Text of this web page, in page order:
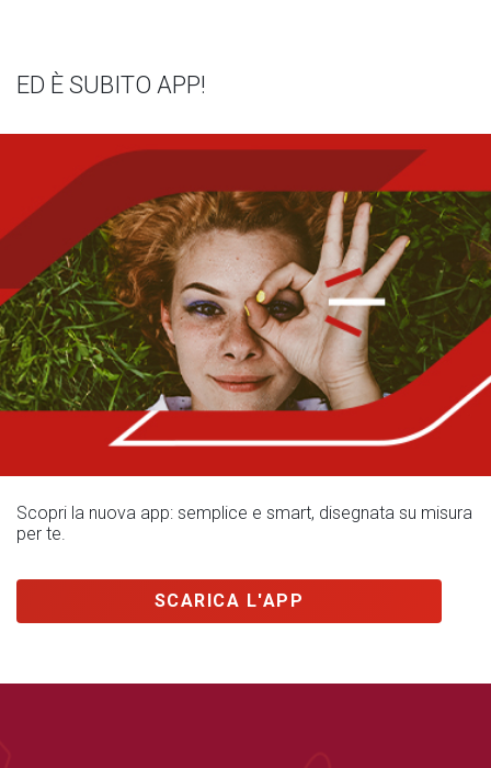
ED È SUBITO APP!
Scopri la nuova app: semplice e smart, disegnata su misura
per te.
SCARICA L'APP